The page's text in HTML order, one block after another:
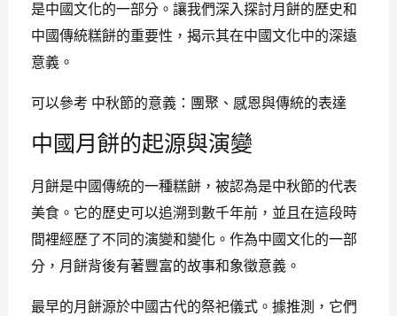
是中國文化的一部分。讓我們深入探討月餅的歷史和
中國傳統糕餅的重要性，揭示其在中國文化中的深遠
意義。
可以參考 中秋節的意義：團聚、感恩與傳統的表達
中國月餅的起源與演變
月餅是中國傳統的一種糕餅，被認為是中秋節的代表
美食。它的歷史可以追溯到數千年前，並且在這段時
間裡經歷了不同的演變和變化。作為中國文化的一部
分，月餅背後有著豐富的故事和象徵意義。
最早的月餅源於中國古代的祭祀儀式。據推測，它們